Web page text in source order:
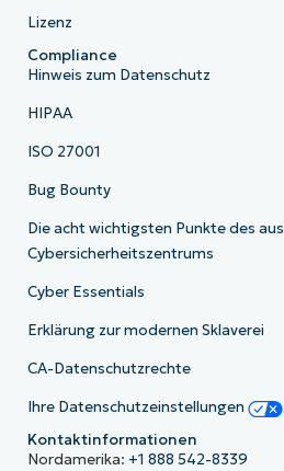
Lizenz
Compliance
Hinweis zum Datenschutz
HIPAA
ISO 27001
Bug Bounty
Die acht wichtigsten Punkte des
Cybersicherheitszentrums
Cyber Essentials
Erklärung zur modernen Sklaverei
CA-Datenschutzrechte
Ihre Datenschutzeinstellungen
Kontaktinformationen
Nordamerika: +1 888 542-8339